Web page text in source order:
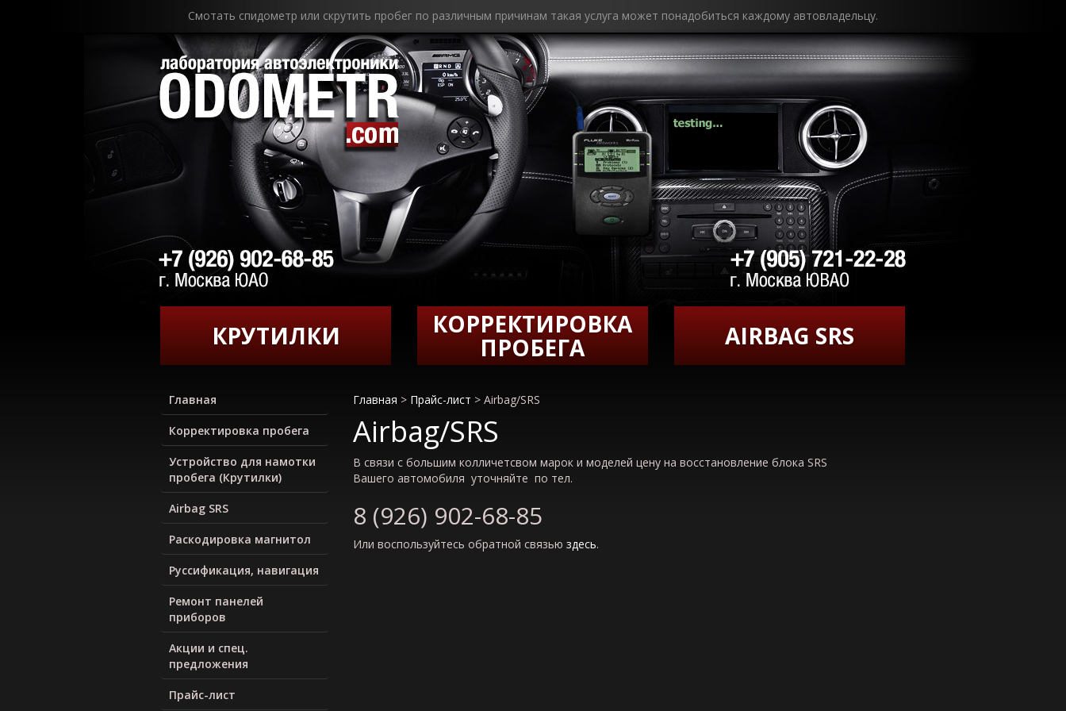
Смотать спидометр или скрутить пробег по различным причинам такая услуга может понадобиться каждому автовладельцу.
КРУТИЛКИ КОРРЕКТИРОВКА
ПРОБЕГА AIRBAG SRS
Главная
Корректировка пробега
Устройство для намотки
пробега (Крутилки)
Airbag SRS
Раскодировка магнитол
Руcсификация, навигация
Ремонт панелей
приборов
Акции и спец.
предложения
Прайс-лист
Главная > Прайс-лист > Airbag/SRS
Airbag/SRS
В связи с большим колличетсвом марок и моделей цену на восстановление блока SRS
Вашего автомобиля уточняйте по тел.
8 (926) 902-68-85
Или воспользуйтесь обратной связью здесь.